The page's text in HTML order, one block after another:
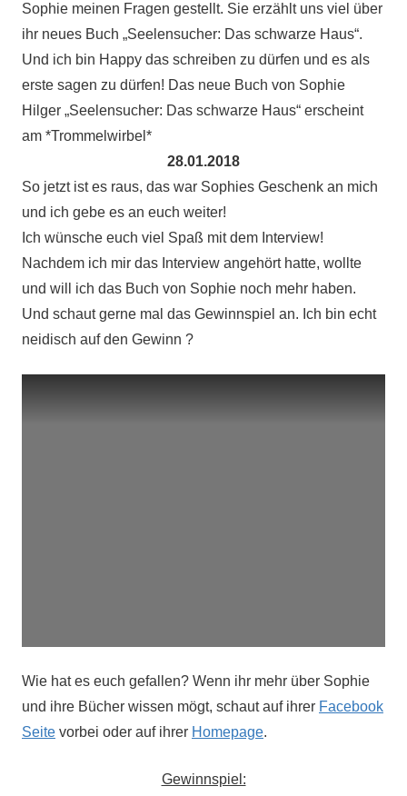
Sophie meinen Fragen gestellt. Sie erzählt uns viel über
ihr neues Buch „Seelensucher: Das schwarze Haus“.
Und ich bin Happy das schreiben zu dürfen und es als
erste sagen zu dürfen! Das neue Buch von Sophie
Hilger „Seelensucher: Das schwarze Haus“ erscheint
am *Trommelwirbel*
28.01.2018
So jetzt ist es raus, das war Sophies Geschenk an mich
und ich gebe es an euch weiter!
Ich wünsche euch viel Spaß mit dem Interview!
Nachdem ich mir das Interview angehört hatte, wollte
und will ich das Buch von Sophie noch mehr haben.
Und schaut gerne mal das Gewinnspiel an. Ich bin echt
neidisch auf den Gewinn ?
Wie hat es euch gefallen? Wenn ihr mehr über Sophie
und ihre Bücher wissen mögt, schaut auf ihrer Facebook
Seite vorbei oder auf ihrer Homepage.
Gewinnspiel: